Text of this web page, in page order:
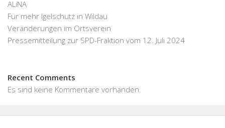
ALiNA
Für mehr Igelschutz in Wildau
Veränderungen im Ortsverein
Pressemitteilung zur SPD-Fraktion vom 12. Juli 2024
Recent Comments
Es sind keine Kommentare vorhanden.